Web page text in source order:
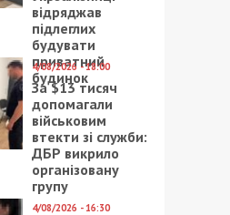
відряджав
підлеглих
будувати
приватний
будинок
4/08/2026 - 18:00
За $13 тисяч
допомагали
військовим
втекти зі служби:
ДБР викрило
організовану
групу
4/08/2026 - 16:30